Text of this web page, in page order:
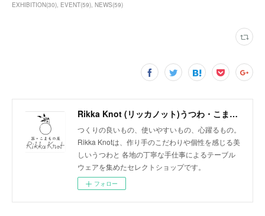
EXHIBITION(30) EVENT(59) NEWS(59)
Rikka Knot (リッカノット)うつわ・こまもの屋
つくりの良いもの、使いやすいもの、心躍るもの。
Rikka Knotは、作り手のこだわりや個性を感じる美
しいうつわと 各地の丁寧な手仕事によるテーブル
ウェアを集めたセレクトショップです。
フォロー